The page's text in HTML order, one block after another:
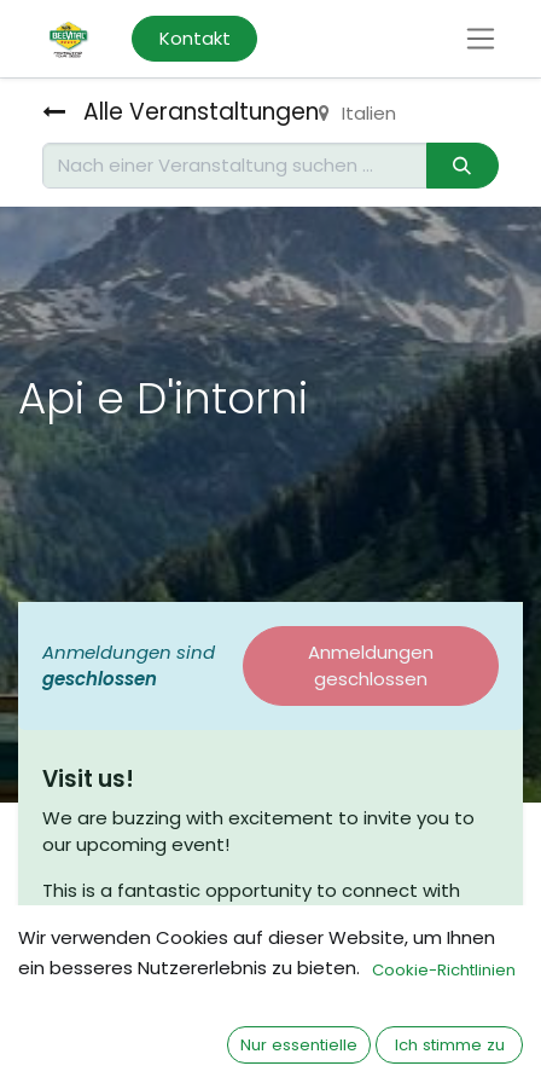
Kontakt
Alle Veranstaltungen Italien
Api e D'intorni
Anmeldungen sind
geschlossen
Anmeldungen
geschlossen
Visit us!
We are buzzing with excitement to invite you to
our upcoming event!
This is a fantastic opportunity to connect with
discussions. Join us for a coffee chat, where we
can share insights and explore new ideas in a
Whether you’re a seasoned beekeeper or just
beginning your journey, we would love to have you
Wir verwenden Cookies auf dieser Website, um Ihnen
ein besseres Nutzererlebnis zu bieten. Cookie-Richtlinien
Nur essentielle Ich stimme zu